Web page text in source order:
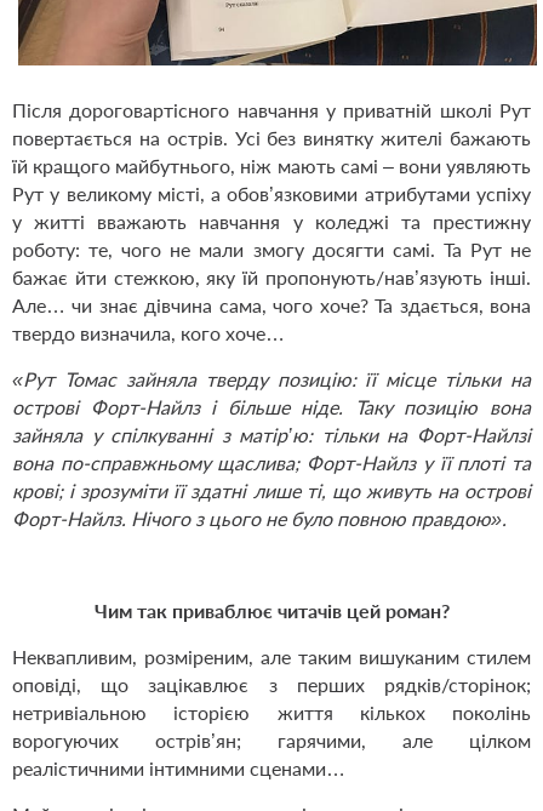
Після дороговартісного навчання у приватній школі Рут
повертається на острів. Усі без винятку жителі бажають
їй кращого майбутнього, ніж мають самі – вони уявляють
Рут у великому місті, а обов’язковими атрибутами успіху
у житті вважають навчання у коледжі та престижну
роботу: те, чого не мали змогу досягти самі. Та Рут не
бажає йти стежкою, яку їй пропонують/нав’язують інші.
Але… чи знає дівчина сама, чого хоче? Та здається, вона
твердо визначила, кого хоче…
«Рут Томас зайняла тверду позицію: її місце тільки на
острові Форт-Найлз і більше ніде. Таку позицію вона
зайняла у спілкуванні з матір’ю: тільки на Форт-Найлзі
вона по-справжньому щаслива; Форт-Найлз у її плоті та
крові; і зрозуміти її здатні лише ті, що живуть на острові
Форт-Найлз. Нічого з цього не було повною правдою».
Чим так приваблює читачів цей роман?
Неквапливим, розміреним, але таким вишуканим стилем
оповіді, що зацікавлює з перших рядків/сторінок;
нетривіальною історією життя кількох поколінь
ворогуючих острів’ян; гарячими, але цілком
реалістичними інтимними сценами…